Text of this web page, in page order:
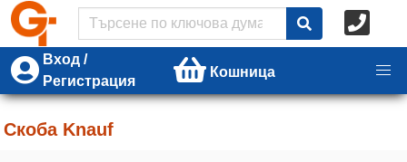
Вход /
Регистрация
Кошница
Скоба Knauf